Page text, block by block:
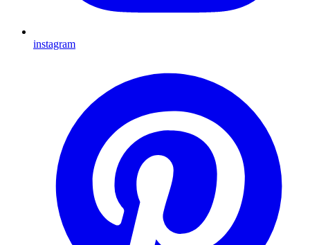
instagram